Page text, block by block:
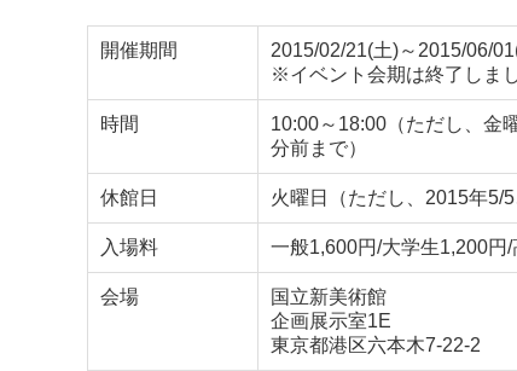
開催期間
2015/02/21(土)～2015/06/
※イベント会期は終了しま
時間
10:00～18:00（ただし、金
分前まで）
休館日 火曜日（ただし、2015年5/5
入場料 一般1,600円/大学生1,200円/
会場
国立新美術館
企画展示室1E
東京都港区六本木7-22-2